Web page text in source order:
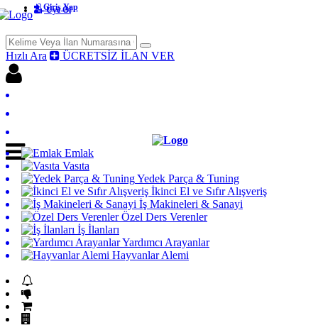
Üye Ol
Giriş Yap
Hızlı Ara ÜCRETSİZ İLAN VER
Emlak
Vasıta
Yedek Parça & Tuning
İkinci El ve Sıfır Alışveriş
İş Makineleri & Sanayi
Özel Ders Verenler
İş İlanları
Yardımcı Arayanlar
Hayvanlar Alemi